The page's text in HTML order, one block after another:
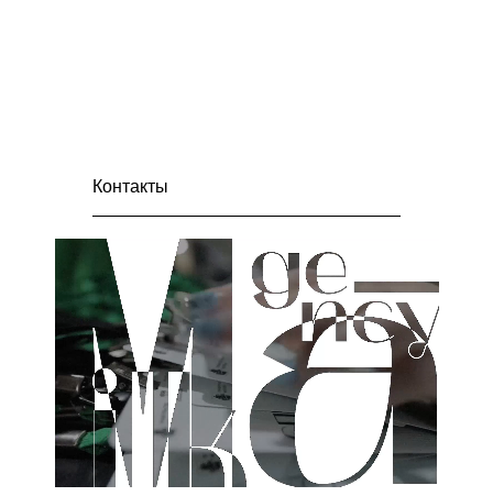
Контакты